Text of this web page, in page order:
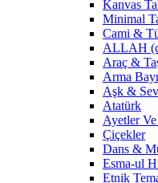
Kanvas
Minimal
Cami &
ALLAH
Araç &
Arma
Aşk &
Atatürk
Ayetler
Çiçekler
Dans &
Esma-ul
Etnik